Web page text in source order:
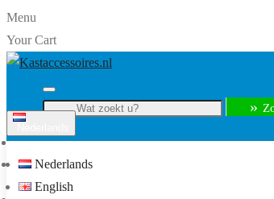
Menu
Your Cart
Nederlands
English
info@kastaccessoires.nl
Menu